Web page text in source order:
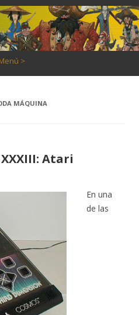
>
MÁQUINA
Atari
En una
de las